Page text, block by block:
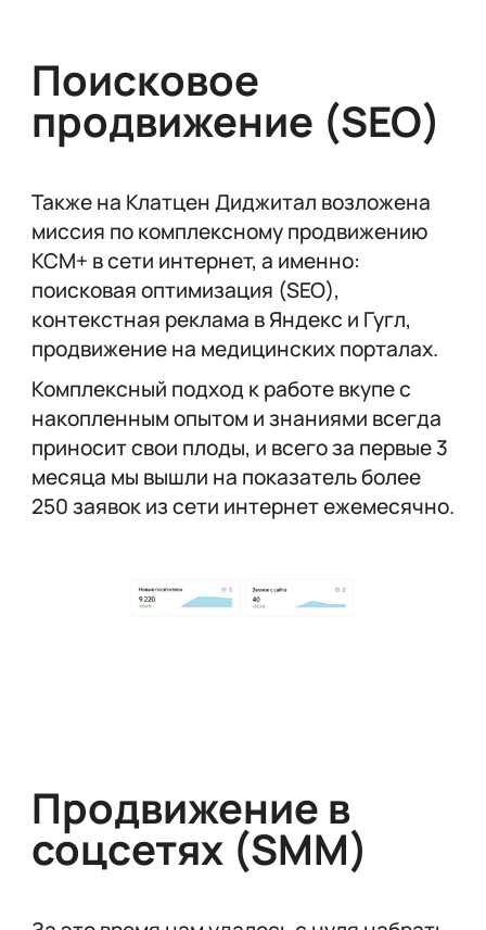
Поисковое
продвижение (SEO)
Также на Клатцен Диджитал возложена
миссия по комплексному продвижению
КСМ+ в сети интернет, а именно:
поисковая оптимизация (SEO),
контекстная реклама в Яндекс и Гугл,
продвижение на медицинских порталах.
Комплексный подход к работе вкупе с
накопленным опытом и знаниями всегда
приносит свои плоды, и всего за первые 3
месяца мы вышли на показатель более
250 заявок из сети интернет ежемесячно.
Продвижение в
соцсетях (SMM)